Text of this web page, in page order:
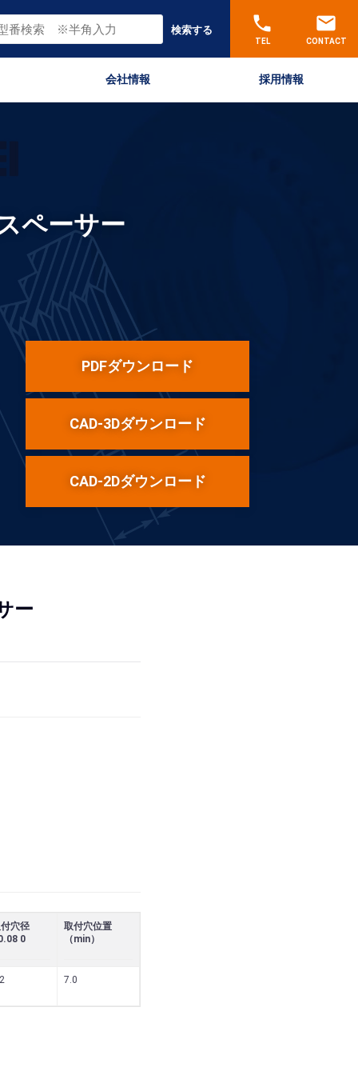
検索する phone
TEL
email
CONTACT
会社情報 採用情報
ペーサー
PDFダウンロード
CAD-3Dダウンロード
CAD-2Dダウンロード
ー
穴径
0
取付穴位置
（min）
7.0